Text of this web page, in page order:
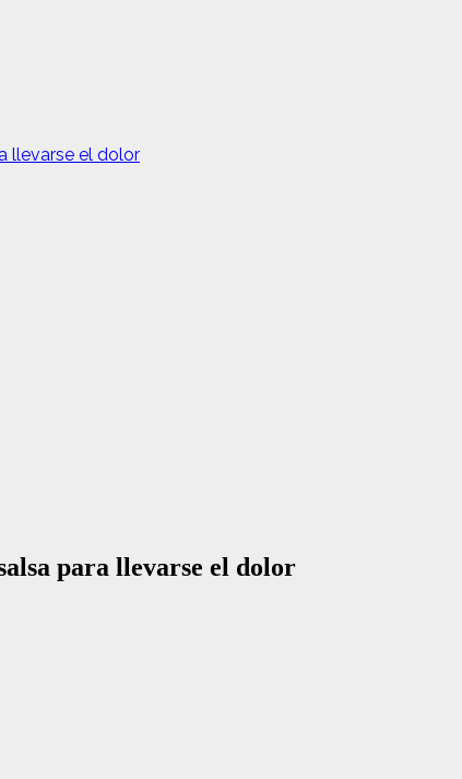
llevarse el dolor
para llevarse el dolor